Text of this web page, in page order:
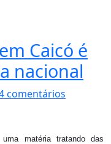
Caicó é
nacional
comentários
matéria tratando das